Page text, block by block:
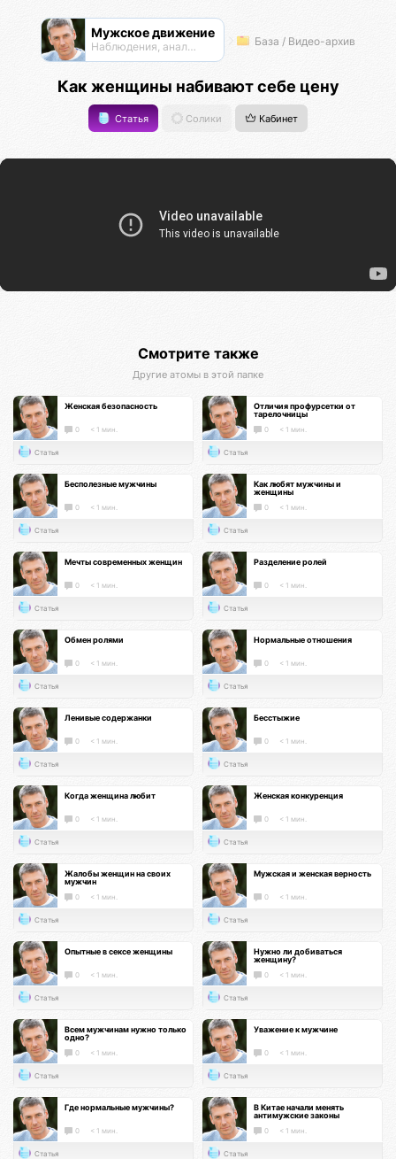
Мужское движение
Наблюдения, анализ, обсуждения База / Видео-архив
Как женщины набивают себе цену
Статья Солики Кабинет
Смотрите также
Другие атомы в этой папке
Женская безопасность
0 < 1 мин.
Статья
Отличия профурсетки от
тарелочницы
0 < 1 мин.
Статья
Бесполезные мужчины
0 < 1 мин.
Статья
Как любят мужчины и
женщины
0 < 1 мин.
Статья
Мечты современных женщин
0 < 1 мин.
Статья
Разделение ролей
0 < 1 мин.
Статья
Обмен ролями
0 < 1 мин.
Статья
Нормальные отношения
0 < 1 мин.
Статья
Ленивые содержанки
0 < 1 мин.
Статья
Бесстыжие
0 < 1 мин.
Статья
Когда женщина любит
0 < 1 мин.
Статья
Женская конкуренция
0 < 1 мин.
Статья
Жалобы женщин на своих
мужчин
0 < 1 мин.
Статья
Мужская и женская верность
0 < 1 мин.
Статья
Опытные в сексе женщины
0 < 1 мин.
Статья
Нужно ли добиваться
женщину?
0 < 1 мин.
Статья
Всем мужчинам нужно только
одно?
0 < 1 мин.
Статья
Уважение к мужчине
0 < 1 мин.
Статья
Где нормальные мужчины?
0 < 1 мин.
Статья
В Китае начали менять
антимужские законы
0 < 1 мин.
Статья